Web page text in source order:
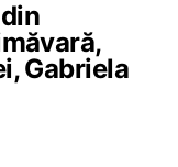
Gabriela